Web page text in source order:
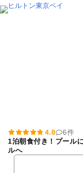
4.8
6件
1泊朝食付き！プール
ルへ